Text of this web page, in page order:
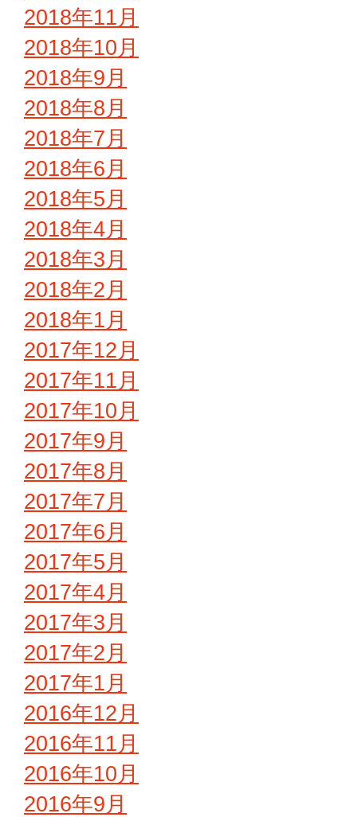
2018年11月
2018年10月
2018年9月
2018年8月
2018年7月
2018年6月
2018年5月
2018年4月
2018年3月
2018年2月
2018年1月
2017年12月
2017年11月
2017年10月
2017年9月
2017年8月
2017年7月
2017年6月
2017年5月
2017年4月
2017年3月
2017年2月
2017年1月
2016年12月
2016年11月
2016年10月
2016年9月